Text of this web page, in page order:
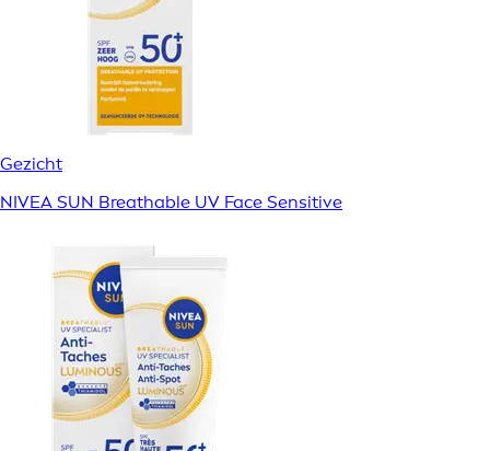
Gezicht
NIVEA SUN Breathable UV Face Sensitive